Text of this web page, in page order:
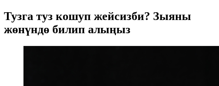
Тузга туз кошуп жейсизби? Зыяны
жөнүндө билип алыңыз